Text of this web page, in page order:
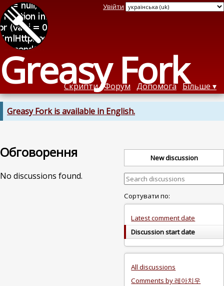
Greasy Fork
Увійти
Скрипти Форум Допомога Більше
Greasy Fork is available in English.
Обговорення
No discussions found.
New discussion
Сортувати по:
Latest comment date
Discussion start date
All discussions
Comments by 레아치우